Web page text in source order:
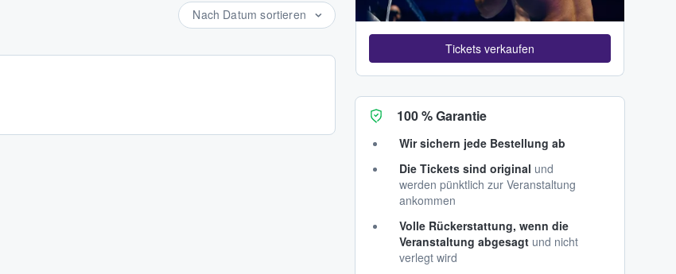
Nach Datum sortieren
Tickets verkaufen
100 % Garantie
Wir sichern jede Bestellung ab
Die Tickets sind original und
werden pünktlich zur Veranstaltung
ankommen
Volle Rückerstattung, wenn die
Veranstaltung abgesagt und nicht
verlegt wird